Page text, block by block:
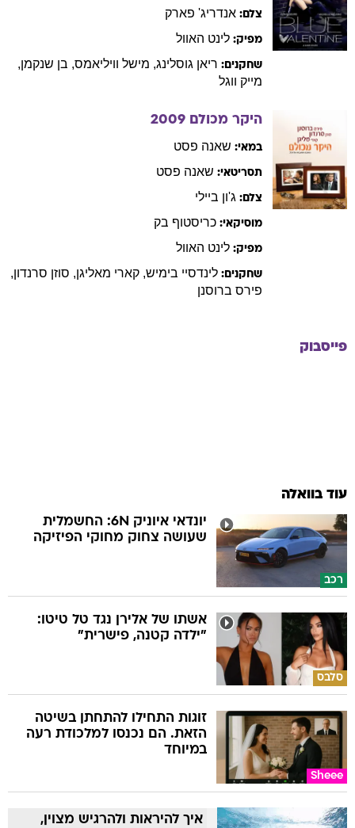
צלם: אנדריג' פארק
מפיק: לינט האוול
שחקנים: ריאן גוסלינג, מישל וויליאמס, בן שנקמן,
מייק ווגל
היקר מכולם 2009
במאי: שאנה פסט
תסריטאי: שאנה פסט
צלם: ג'ון ביילי
מוסיקאי: כריסטוף בק
מפיק: לינט האוול
שחקנים: לינדסיי בימיש, קארי מאליגן, סוזן סרנדון,
פירס ברוסנן
פייסבוק
עוד בוואלה
רכב
יונדאי איוניק 6N: החשמלית
שעושה צחוק מחוקי הפיזיקה
סלבס
אשתו של אלירן נגד טל טיטו:
"ילדה קטנה, פישרית"
Sheee
זוגות התחילו להתחתן בשיטה
הזאת. הם נכנסו למלכודת רעה
במיוחד
איך להיראות ולהרגיש מצוין,